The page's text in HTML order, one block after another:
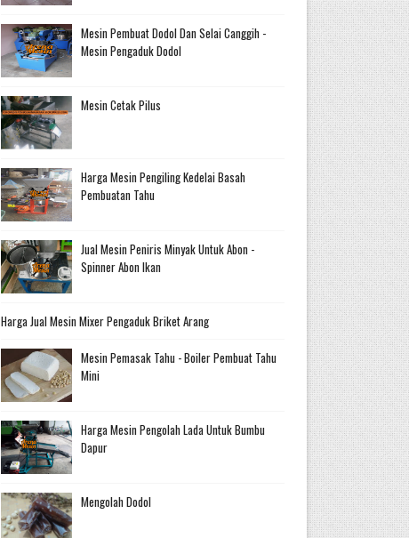
Mesin Pembuat Dodol Dan Selai Canggih -
Mesin Pengaduk Dodol
Mesin Cetak Pilus
Harga Mesin Pengiling Kedelai Basah
Pembuatan Tahu
Jual Mesin Peniris Minyak Untuk Abon -
Spinner Abon Ikan
Harga Jual Mesin Mixer Pengaduk Briket Arang
Mesin Pemasak Tahu - Boiler Pembuat Tahu
Mini
Harga Mesin Pengolah Lada Untuk Bumbu
Dapur
Mengolah Dodol